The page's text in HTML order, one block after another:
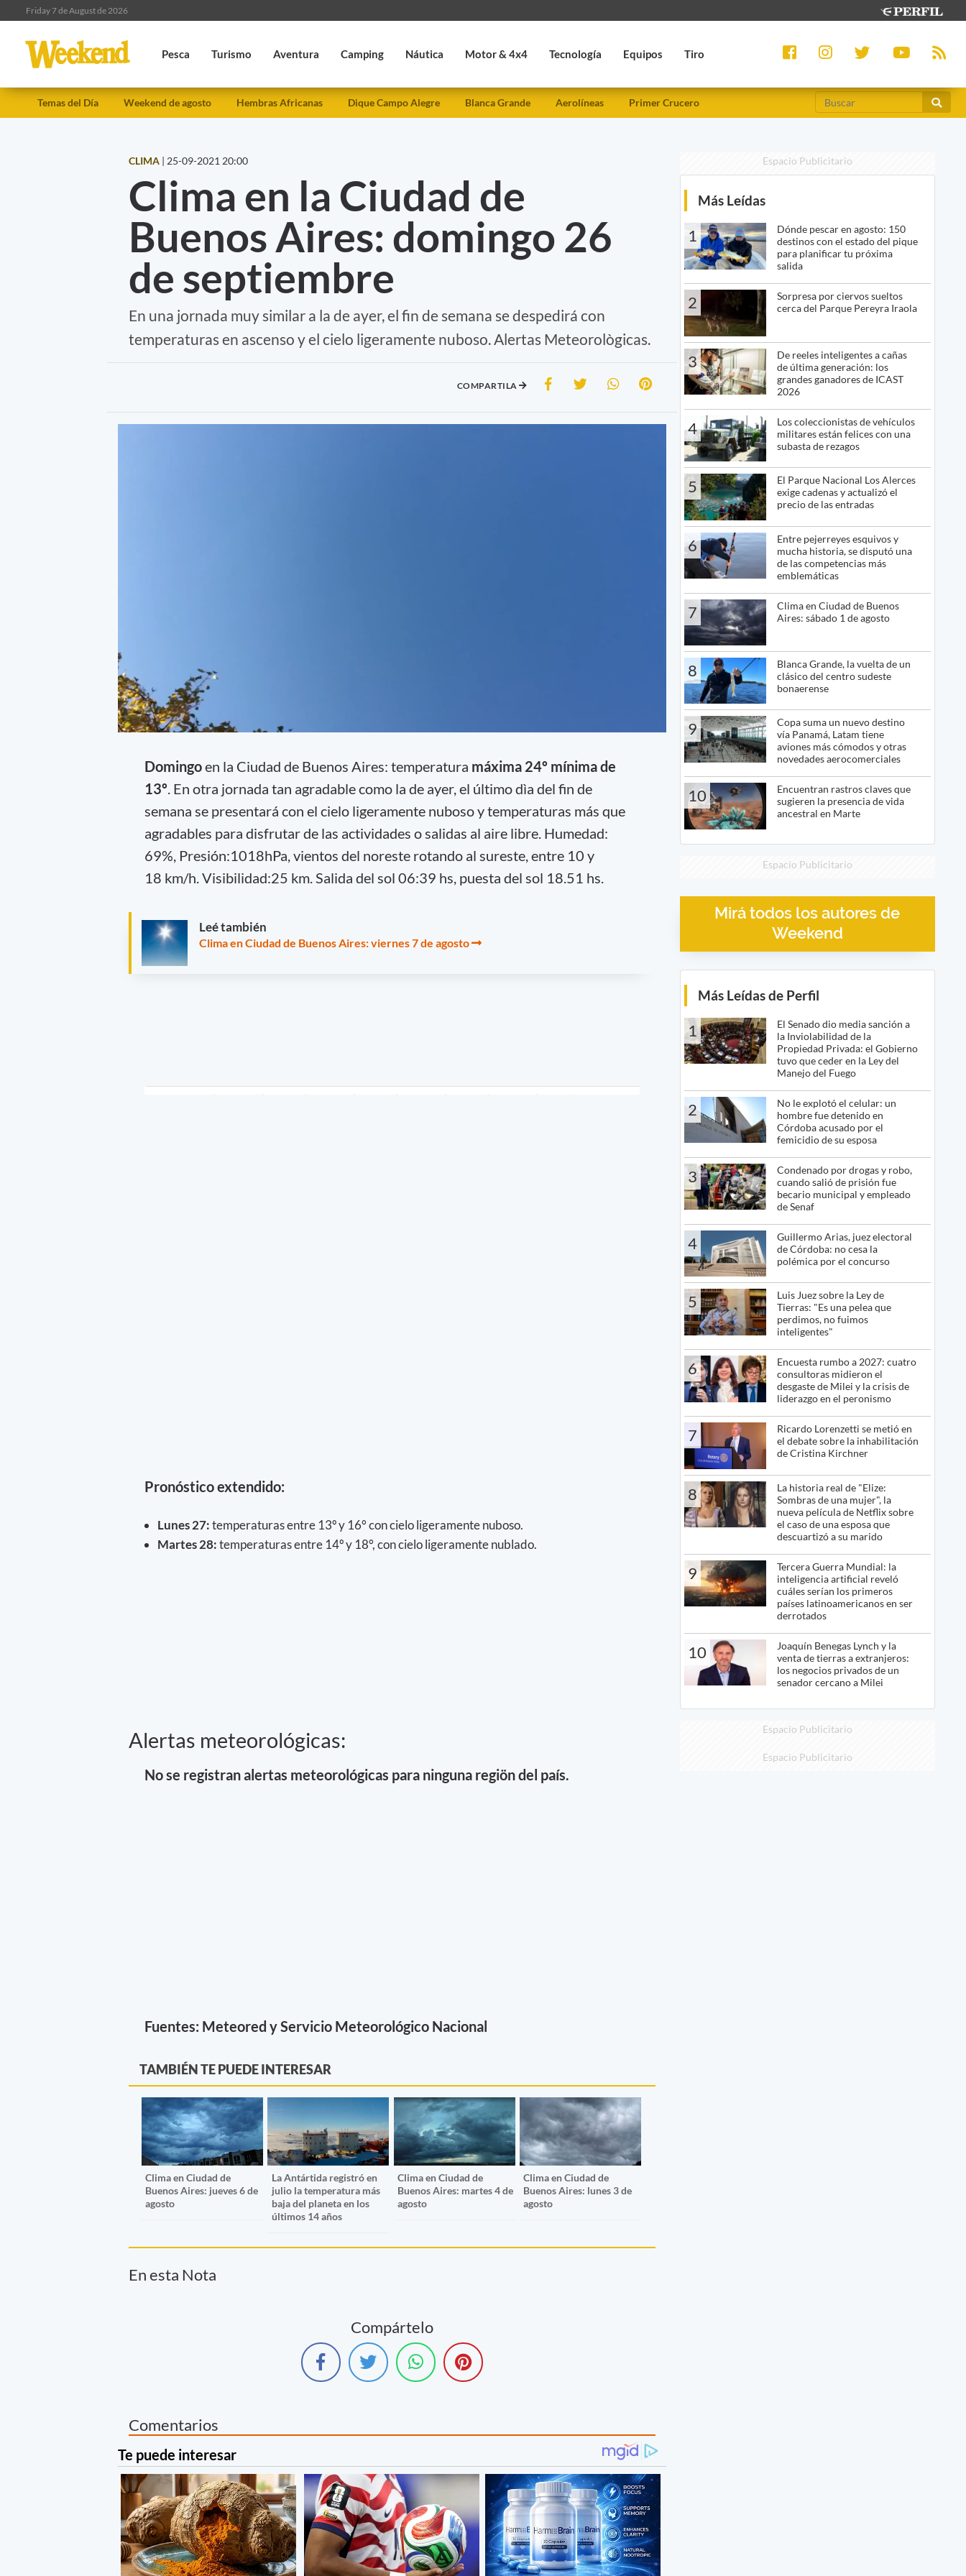
Friday 7 de August de 2026
Pesca Turismo Aventura Camping Náutica Motor & 4x4 Tecnología Equipos Tiro
Temas del Día Weekend de agosto Hembras Africanas Dique Campo Alegre Blanca Grande Aerolíneas Primer Crucero
CLIMA | 25-09-2021 20:00
Clima en la Ciudad de
Buenos Aires: domingo 26
de septiembre
En una jornada muy similar a la de ayer, el fin de semana se despedirá con
temperaturas en ascenso y el cielo ligeramente nuboso. Alertas Meteorològicas.
COMPARTILA
Domingoen la Ciudad de Buenos Aires: temperatura máxima 24º mínima de
13º. En otra jornada tan agradable como la de ayer, el último dìa del fin de
semana se presentará con el cielo ligeramente nuboso y temperaturas más que
agradables para disfrutar de las actividades o salidas al aire libre. Humedad:
69%, Presión:1018hPa, vientos del noreste rotando al sureste, entre 10 y
18 km/h. Visibilidad:25 km. Salida del sol 06:39 hs, puesta del sol 18.51 hs.
Leé también
Clima en Ciudad de Buenos Aires: viernes 7 de agosto
Pronóstico extendido:
Lunes 27:temperaturas entre 13º y 16° con cielo ligeramente nuboso.
Martes 28:temperaturas entre 14º y 18°, con cielo ligeramente nublado.
Alertas meteorológicas:
No se registran alertas meteorológicas para ninguna regiön del país.
Fuentes: Meteored y Servicio Meteorológico Nacional
TAMBIÉN TE PUEDE INTERESAR
Clima en Ciudad de
Buenos Aires: jueves 6 de
agosto
La Antártida registró en
julio la temperatura más
baja del planeta en los
últimos 14 años
Clima en Ciudad de
Buenos Aires: martes 4 de
agosto
Clima en Ciudad de
Buenos Aires: lunes 3 de
agosto
En esta Nota
Compártelo
Comentarios
Espacio Publicitario
Más Leídas
1
Dónde pescar en agosto: 150
destinos con el estado del pique
para planificar tu próxima
salida
2
Sorpresa por ciervos sueltos
cerca del Parque Pereyra Iraola
3
De reeles inteligentes a cañas
de última generación: los
grandes ganadores de ICAST
2026
4
Los coleccionistas de vehículos
militares están felices con una
subasta de rezagos
5
El Parque Nacional Los Alerces
exige cadenas y actualizó el
precio de las entradas
6
Entre pejerreyes esquivos y
mucha historia, se disputó una
de las competencias más
emblemáticas
7
Clima en Ciudad de Buenos
Aires: sábado 1 de agosto
8
Blanca Grande, la vuelta de un
clásico del centro sudeste
bonaerense
9
Copa suma un nuevo destino
vía Panamá, Latam tiene
aviones más cómodos y otras
novedades aerocomerciales
10
Encuentran rastros claves que
sugieren la presencia de vida
ancestral en Marte
Espacio Publicitario
Mirá todos los autores de
Weekend
Más Leídas de Perfil
1
El Senado dio media sanción a
la Inviolabilidad de la
Propiedad Privada: el Gobierno
tuvo que ceder en la Ley del
Manejo del Fuego
2
No le explotó el celular: un
hombre fue detenido en
Córdoba acusado por el
femicidio de su esposa
3
Condenado por drogas y robo,
cuando salió de prisión fue
becario municipal y empleado
de Senaf
4
Guillermo Arias, juez electoral
de Córdoba: no cesa la
polémica por el concurso
5
Luis Juez sobre la Ley de
Tierras: "Es una pelea que
perdimos, no fuimos
inteligentes"
6
Encuesta rumbo a 2027: cuatro
consultoras midieron el
desgaste de Milei y la crisis de
liderazgo en el peronismo
7
Ricardo Lorenzetti se metió en
el debate sobre la inhabilitación
de Cristina Kirchner
8
La historia real de "Elize:
Sombras de una mujer", la
nueva película de Netflix sobre
el caso de una esposa que
descuartizó a su marido
9
Tercera Guerra Mundial: la
inteligencia artificial reveló
cuáles serían los primeros
países latinoamericanos en ser
derrotados
10
Joaquín Benegas Lynch y la
venta de tierras a extranjeros:
los negocios privados de un
senador cercano a Milei
Espacio Publicitario
Espacio Publicitario